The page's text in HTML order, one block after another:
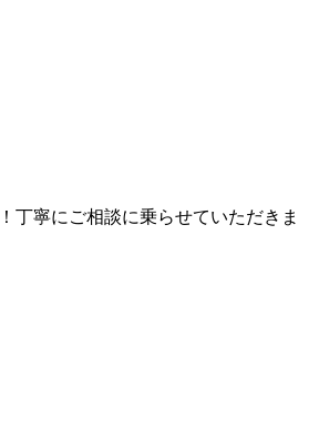
丁寧にご相談に乗らせていただきま